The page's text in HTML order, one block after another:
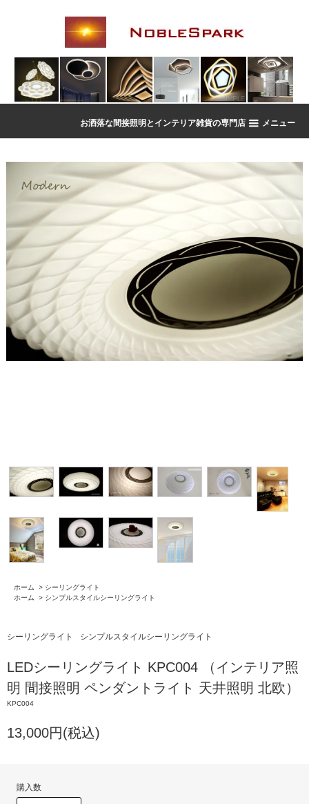
お洒落な間接照明とインテリア雑貨の専門店 メニュー
ホーム > シーリングライト
ホーム
> シンプルスタイルシーリングライト
シーリングライト シンプルスタイルシーリングライト
LEDシーリングライト KPC004 （インテリア照
明 間接照明 ペンダントライト 天井照明 北欧）
KPC004
13,000円(税込)
購入数